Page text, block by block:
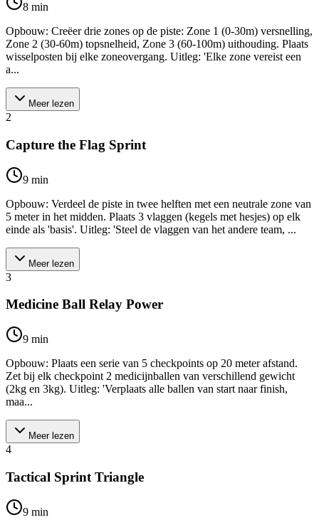
8 min
Opbouw: Creëer drie zones op de piste: Zone 1 (0-30m) versnelling,
Zone 2 (30-60m) topsnelheid, Zone 3 (60-100m) uithouding. Plaats
wisselposten bij elke zoneovergang. Uitleg: 'Elke zone vereist een
a...
Meer lezen
2
Capture the Flag Sprint
9 min
Opbouw: Verdeel de piste in twee helften met een neutrale zone van
5 meter in het midden. Plaats 3 vlaggen (kegels met hesjes) op elk
einde als 'basis'. Uitleg: 'Steel de vlaggen van het andere team, ...
Meer lezen
3
Medicine Ball Relay Power
9 min
Opbouw: Plaats een serie van 5 checkpoints op 20 meter afstand.
Zet bij elk checkpoint 2 medicijnballen van verschillend gewicht
(2kg en 3kg). Uitleg: 'Verplaats alle ballen van start naar finish,
maa...
Meer lezen
4
Tactical Sprint Triangle
9 min